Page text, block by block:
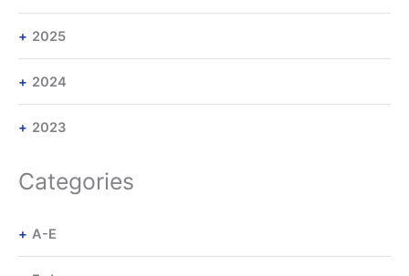
2025
2024
2023
Categories
A-E